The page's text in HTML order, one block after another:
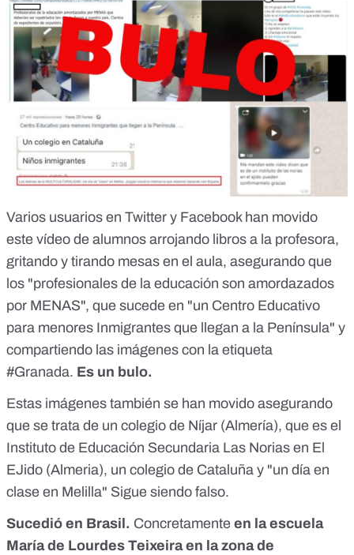
Varios usuarios en Twitter y Facebook han movido
este vídeo de alumnos arrojando libros a la profesora,
gritando y tirando mesas en el aula, asegurando que
los "profesionales de la educación son amordazados
por MENAS", que sucede en "un Centro Educativo
para menores Inmigrantes que llegan a la Península" y
compartiendo las imágenes con la etiqueta
#Granada. Es un bulo.
Estas imágenes también se han movido asegurando
que se trata de un colegio de Níjar (Almería), que es el
Instituto de Educación Secundaria Las Norias en El
EJido (Almeria), un colegio de Cataluña y "un día en
clase en Melilla" Sigue siendo falso.
Sucedió en Brasil. Concretamente en la escuela
María de Lourdes Teixeira en la zona de